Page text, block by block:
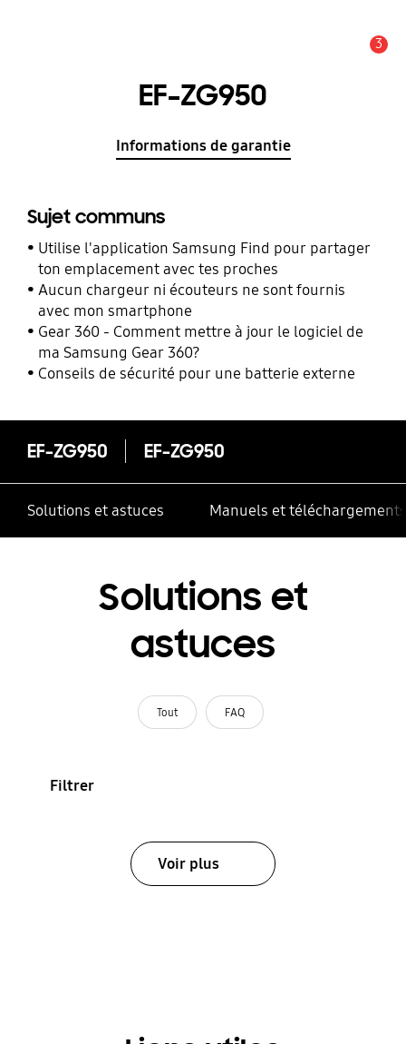
3
EF-ZG950
Informations de garantie
Sujet communs
Utilise l'application Samsung Find pour partager
ton emplacement avec tes proches
Aucun chargeur ni écouteurs ne sont fournis
avec mon smartphone
Gear 360 - Comment mettre à jour le logiciel de
ma Samsung Gear 360?
Conseils de sécurité pour une batterie externe
EF-ZG950 EF-ZG950
Solutions et astuces Manuels et téléchargements
Solutions et
astuces
Tout FAQ
Filtrer
Voir plus